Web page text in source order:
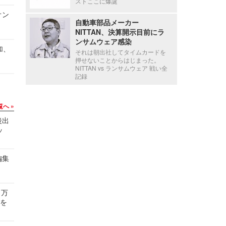
へ
集
自動車部品メーカー
NITTAN、決算開示目前にラ
ンサムウェア感染
それは朝出社してタイムカードを
押せないことからはじまった。
NITTAN vs ランサムウェア 戦い全
記録